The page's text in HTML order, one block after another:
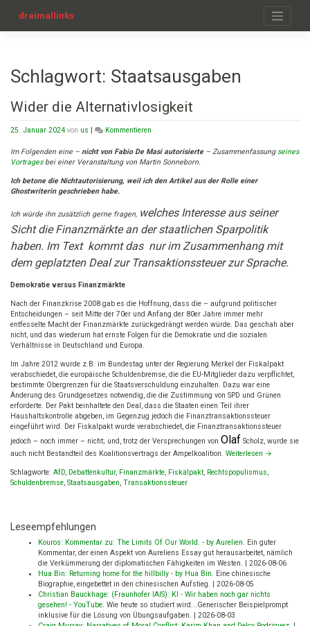
dreimallinks
Schlagwort: Staatsausgaben
Wider die Alternativlosigkeit
25. Januar 2024 von us Kommentieren
die
Alternativlosigkeit
Im Folgenden eine – nicht von Fabio De Masi autorisierte– Zusammenfassungseines
Vortragesbei einer Veranstaltung von Martin Sonneborn.
Ich betone die Nichtautorisierung, weil ich den Artikel aus der Rolle einer
Ghostwriterin geschrieben habe.
Ich würde ihn zusätzlich gerne fragen, welches Interesse aus seiner
Sicht die Finanzmärkte an der staatlichen Sparpolitik
haben. Im Text kommt das nur im Zusammenhang mit
dem geplatzten Deal zur Transaktionssteuer zur Sprache.
Demokratie versus Finanzmärkte
Nach der Finanzkrise 2008 gab es die Hoffnung, dass die – aufgrund politischer
Entscheidungen – seit Mitte der 70er und Anfang der 80er Jahre immer mehr
entfesselte Macht der Finanzmärkte zurückgedrängt werden würde. Das geschah aber
nicht, und das wiederum hat ernste Folgen für die Demokratie und die sozialen
Verhältnisse in Deutschland und Europa.
Im Jahre 2012 wurde z.B. im Bundestag unter der Regierung Merkel der Fiskalpakt
verabschiedet, die europäische Schuldenbremse, die die EU-Mitglieder dazu verpflichtet,
bestimmte Obergrenzen für die Staatsverschuldung einzuhalten. Dazu war eine
Änderung des Grundgesetzes notwendig, die die Zustimmung von SPD und Grünen
erforderte. Der Pakt beinhaltete den Deal, dass die Staaten einen Teil ihrer
Haushaltskontrolle abgeben, im Gegenzug jedoch die Finanztransaktionssteuer
eingeführt wird. Der Fiskalpakt wurde verabschiedet, die Finanztransaktionssteuer
jedoch – noch immer – nicht; und, trotz der Versprechungen von Olaf Scholz, wurde sie
auch nicht Bestandteil des Koalitionsvertrags der Ampelkoalition. Weiterlesen →
Schlagworte: AfD, Debattenkultur, Finanzmärkte, Fiskalpakt, Rechtspopulismus,
Schuldenbremse, Staatsausgaben, Transaktionssteuer
Leseempfehlungen
Kouros: Kommentar zu: The Limits Of Our World. - by Aurelien. Ein guter
Kommentar, der einen Aspekt von Aureliens Essay gut herausarbeitet, nämlich
die Verkümmerung der diplomatischen Fähigkeiten im Westen. | 2026-08-06
Hua Bin: Returning home for the hillbilly - by Hua Bin. Eine chinesische
Biographie, eingebettet in den chinesischen Aufstieg. | 2026-08-05
Christian Bauckhage: (Fraunhofer IAIS): KI - Wir haben noch gar nichts
gesehen! - YouTube. Wie heute so studiert wird...Generischer Beispielprompt
inklusive für die Lösung von Übungsaufgaben. | 2026-08-03